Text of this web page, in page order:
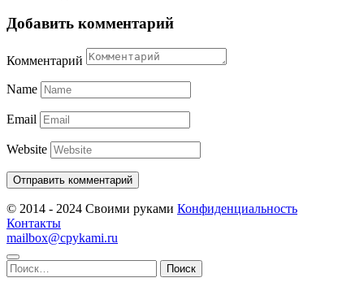
Добавить комментарий
Комментарий
Name
Email
Website
© 2014 - 2024 Своими руками Конфиденциальность
Контакты
mailbox@cpykami.ru
Найти: